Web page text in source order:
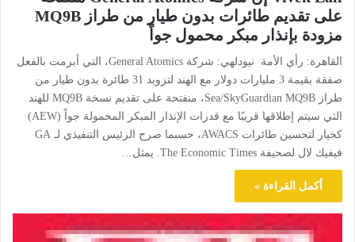
على تقديم طائرات بدون طيار من طراز MQ9B
مزودة بإنذار مبكر محمول جواً
القاهرة: رأي الأمة نيودلهي: شركة General Atomics، التي أبرمت بالفعل
صفقة بقيمة 3 مليارات دولار مع الهند لتزويد 31 طائرة بدون طيار من
طراز Sea/SkyGuardian MQ9B، منفتحة على تقديم نسخة MQ9B للهند
التي سيتم إطلاقها قريبًا مع قدرات الإنذار المبكر المحمولة جواً (AEW)
كخيار لتحسين طائرات AWACS، حسبما صرح الرئيس التنفيذي لـ GA
فيفيك لال لصحيفة The Economic Times. يمثل…
أكمل القراءة »